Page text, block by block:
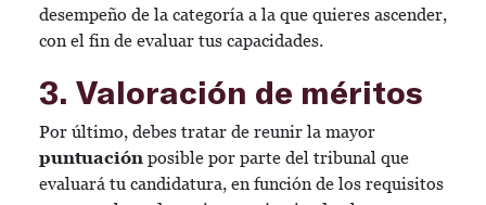
desempeño de la categoría a la que quieres ascender,
con el fin de evaluar tus capacidades.
3. Valoración de méritos
Por último, debes tratar de reunir la mayor
puntuación posible por parte del tribunal que
evaluará tu candidatura, en función de los requisitos